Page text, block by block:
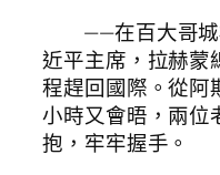
——在百大哥
近平主席，拉赫蒙
程趕回國際。從阿
小時又會晤，兩位
抱，牢牢握手。